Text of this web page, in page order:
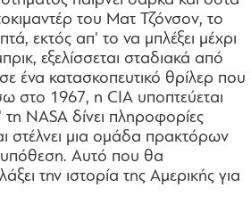
του Ματ Τζόνσον, το
εκτός απ' το να μπλέξει μέχρι
εξελίσσεται σταδιακά από
ένα κατασκοπευτικό θρίλερ που
στο 1967, η CIA υποπτεύεται
NASA δίνει πληροφορίες
στέλνει μια ομάδα πρακτόρων
υπόθεση. Αυτό που θα
την ιστορία της Αμερικής για